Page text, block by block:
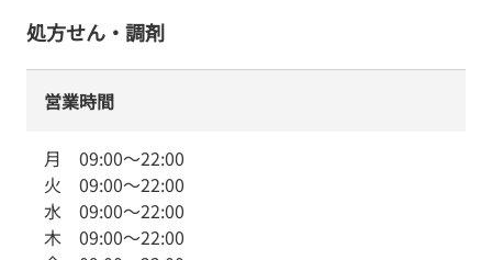
処方せん・調剤
営業時間
月 09:00～22:00
火 09:00～22:00
水 09:00～22:00
木 09:00～22:00